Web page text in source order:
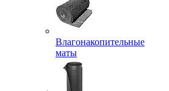
Влагонакопительные
маты